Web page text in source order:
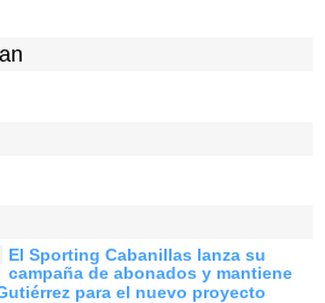
El Sporting Cabanillas lanza su
campaña de abonados y mantiene
para el nuevo proyecto